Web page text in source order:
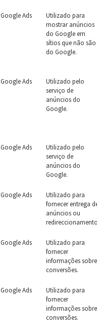
Google Ads
Utilizado para
mostrar anúncios
do Google em
sítios que não são
do Google.
Google Ads
Utilizado pelo
serviço de
anúncios do
Google.
Google Ads
Utilizado pelo
serviço de
anúncios do
Google.
Google Ads
Utilizado para
fornecer entrega
anúncios ou
Google Ads
Utilizado para
fornecer
informações sobre
conversões.
Google Ads
Utilizado para
fornecer
informações sobre
conversões.